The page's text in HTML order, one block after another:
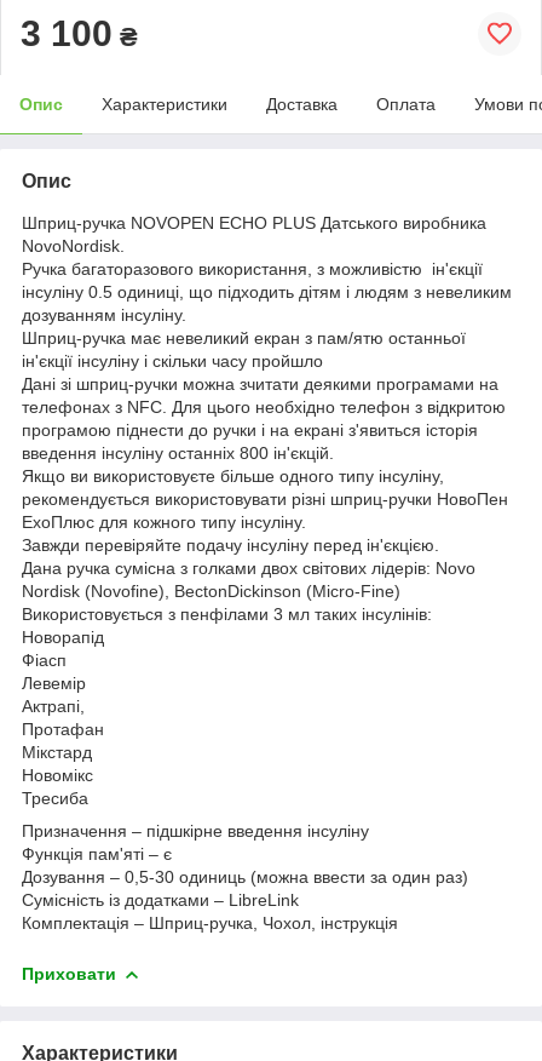
3 100 ₴
Опис Характеристики Доставка Оплата Умови
Опис
Шприц-ручка NOVOPEN ECHO PLUS Датського виробника
NovoNordisk.
Ручка багаторазового використання, з можливістю ін'єкції
інсуліну 0.5 одиниці, що підходить дітям і людям з невеликим
дозуванням інсуліну.
Шприц-ручка має невеликий екран з пам/ятю останньої
ін'єкції інсуліну і скільки часу пройшло
Дані зі шприц-ручки можна зчитати деякими програмами на
телефонах з NFC. Для цього необхідно телефон з відкритою
програмою піднести до ручки і на екрані з'явиться історія
введення інсуліну останніх 800 ін'єкцій.
Якщо ви використовуєте більше одного типу інсуліну,
рекомендується використовувати різні шприц-ручки НовоПен
ЕхоПлюс для кожного типу інсуліну.
Завжди перевіряйте подачу інсуліну перед ін'єкцією.
Дана ручка сумісна з голками двох світових лідерів: Novo
Nordisk (Novofine), BectonDickinson (Micro-Fine)
Використовується з пенфілами 3 мл таких інсулінів:
Новорапід
Фіасп
Левемір
Актрапі,
Протафан
Мікстард
Новомікс
Тресиба
Призначення – підшкірне введення інсуліну
Функція пам'яті – є
Дозування – 0,5-30 одиниць (можна ввести за один раз)
Сумісність із додатками – LibreLink
Комплектація – Шприц-ручка, Чохол, інструкція
Приховати
Характеристики